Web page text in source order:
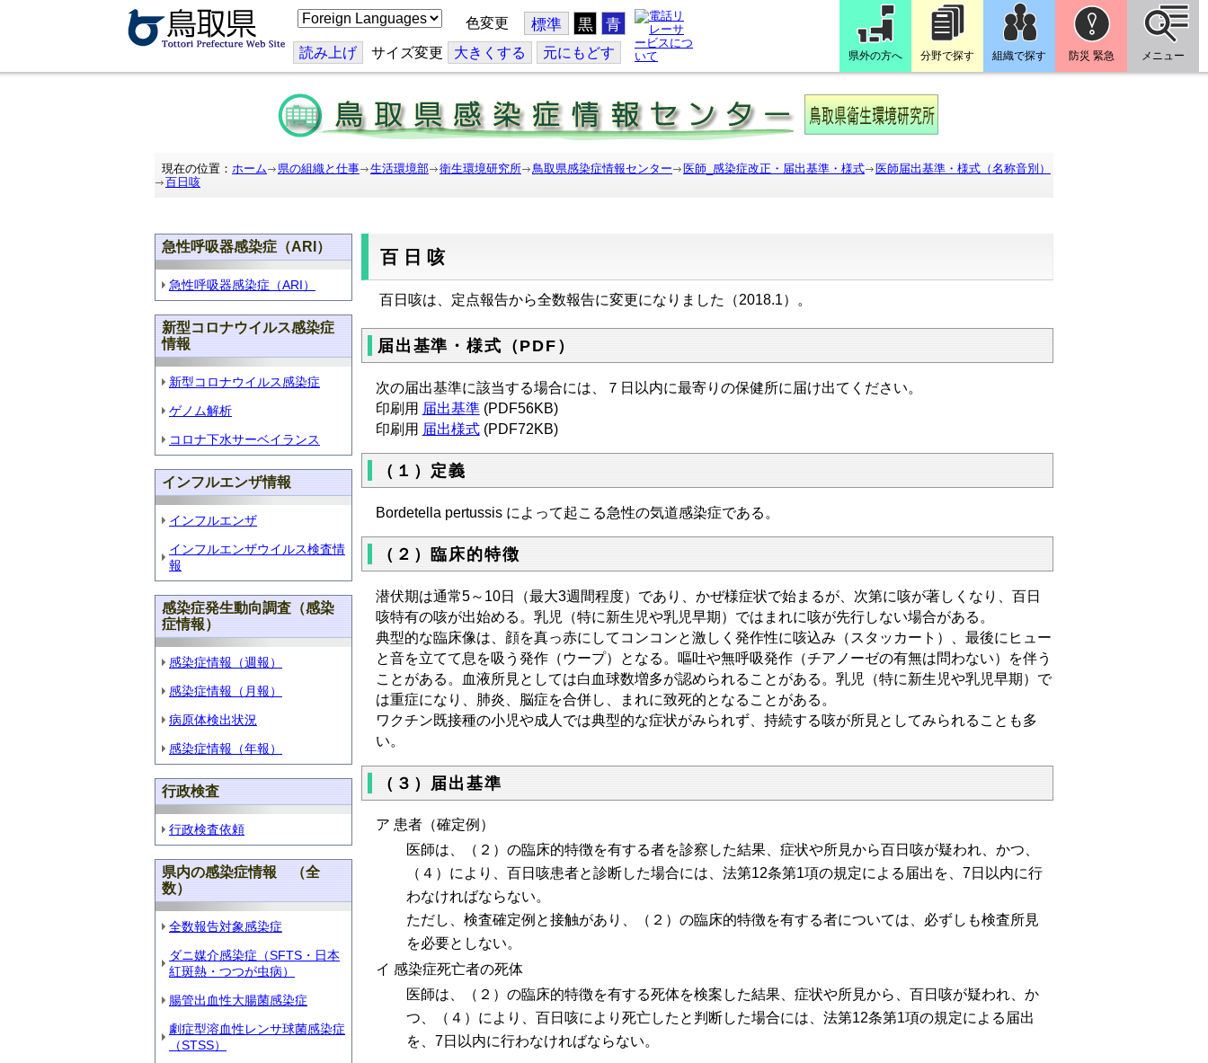
こ
の
ジ
を
翻
訳
す
る
色変更 標準 黒 青
読み上げ サイズ変更 大きくする 元にもどす 県外の方へ 分野で探す 組織で探す 防災 緊急 メニュー
現在の位置： ホーム 県の組織と仕事 生活環境部 衛生環境研究所 鳥取県感染症情報センター 医師_感染症改正・届出基準・様式
医師届出基準・様式（名称音別）
百日咳
急性呼吸器感染症（ARI）
急性呼吸器感染症（ARI）
新型コロナウイルス感染症
情報
新型コロナウイルス感染症
ゲノム解析
コロナ下水サーベイランス
インフルエンザ情報
インフルエンザ
インフルエンザウイルス検査情
報
感染症発生動向調査（感染
症情報）
感染症情報（週報）
感染症情報（月報）
病原体検出状況
感染症情報（年報）
行政検査
行政検査依頼
県内の感染症情報 （全
数）
全数報告対象感染症
ダニ媒介感染症（SFTS・日本
紅斑熱・つつが虫病）
腸管出血性大腸菌感染症
劇症型溶血性レンサ球菌感染症
（STSS）
百日咳
百日咳は、定点報告から全数報告に変更になりました（2018.1）。
届出基準・様式（PDF）
次の届出基準に該当する場合には、７日以内に最寄りの保健所に届け出てください。
印刷用 届出基準(PDF56KB)
印刷用 届出様式(PDF72KB)
（１）定義
Bordetella pertussis によって起こる急性の気道感染症である。
（２）臨床的特徴
潜伏期は通常5～10日（最大3週間程度）であり、かぜ様症状で始まるが、次第に咳が著しくなり、百日
咳特有の咳が出始める。乳児（特に新生児や乳児早期）ではまれに咳が先行しない場合がある。
典型的な臨床像は、顔を真っ赤にしてコンコンと激しく発作性に咳込み（スタッカート）、最後にヒュー
と音を立てて息を吸う発作（ウープ）となる。嘔吐や無呼吸発作（チアノーゼの有無は問わない）を伴う
ことがある。血液所見としては白血球数増多が認められることがある。乳児（特に新生児や乳児早期）で
は重症になり、肺炎、脳症を合併し、まれに致死的となることがある。
ワクチン既接種の小児や成人では典型的な症状がみられず、持続する咳が所見としてみられることも多
い。
（３）届出基準
ア 患者（確定例）
医師は、（２）の臨床的特徴を有する者を診察した結果、症状や所見から百日咳が疑われ、かつ、
（４）により、百日咳患者と診断した場合には、法第12条第1項の規定による届出を、7日以内に行
わなければならない。
ただし、検査確定例と接触があり、（２）の臨床的特徴を有する者については、必ずしも検査所見
を必要としない。
イ 感染症死亡者の死体
医師は、（２）の臨床的特徴を有する死体を検案した結果、症状や所見から、百日咳が疑われ、か
つ、（４）により、百日咳により死亡したと判断した場合には、法第12条第1項の規定による届出
を、7日以内に行わなければならない。